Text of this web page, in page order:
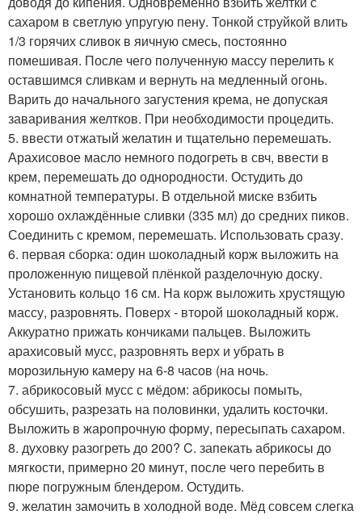
сахаром в светлую упругую пену. Тонкой струйкой влить
1/3 горячих сливок в яичную смесь, постоянно
помешивая. После чего полученную массу перелить к
оставшимся сливкам и вернуть на медленный огонь.
Варить до начального загустения крема, не допуская
заваривания желтков. При необходимости процедить.
5. ввести отжатый желатин и тщательно перемешать.
Арахисовое масло немного подогреть в свч, ввести в
крем, перемешать до однородности. Остудить до
комнатной температуры. В отдельной миске взбить
хорошо охлаждённые сливки (335 мл) до средних пиков.
Соединить с кремом, перемешать. Использовать сразу.
6. первая сборка: один шоколадный корж выложить на
проложенную пищевой плёнкой разделочную доску.
Установить кольцо 16 см. На корж выложить хрустящую
массу, разровнять. Поверх - второй шоколадный корж.
Аккуратно прижать кончиками пальцев. Выложить
арахисовый мусс, разровнять верх и убрать в
морозильную камеру на 6-8 часов (на ночь.
7. абрикосовый мусс с мёдом: абрикосы помыть,
обсушить, разрезать на половинки, удалить косточки.
Выложить в жаропрочную форму, пересыпать сахаром.
8. духовку разогреть до 200? C. запекать абрикосы до
мягкости, примерно 20 минут, после чего перебить в
пюре погружным блендером. Остудить.
9. желатин замочить в холодной воде. Мёд совсем слегка